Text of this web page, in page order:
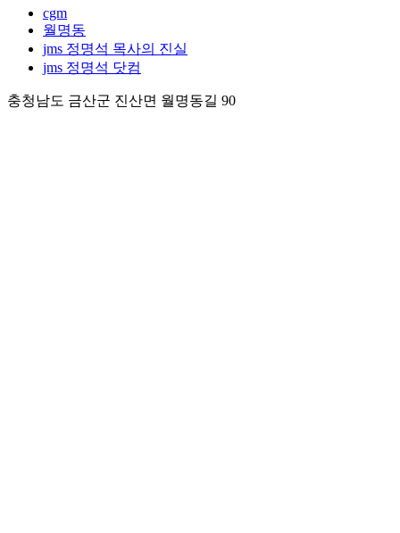
cgm
월명동
jms 정명석 목사의 진실
jms 정명석 닷컴
충청남도 금산군 진산면 월명동길 90